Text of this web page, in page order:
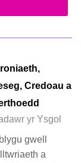
Credoau a
yr Ysgol
gwell
a